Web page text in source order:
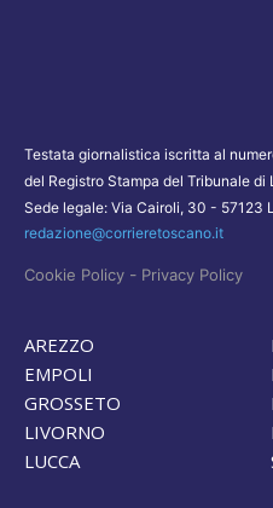
Testata giornalistica iscritta al
del Registro Stampa del Tribunale di
Sede legale: Via Cairoli, 30 - 57123
redazione@corrieretoscano.it
Cookie Policy - Privacy Policy
AREZZO
EMPOLI
GROSSETO
LIVORNO
LUCCA